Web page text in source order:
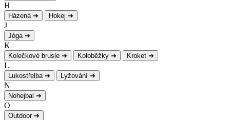
H
Házená ➔ Hokej ➔
J
Jóga ➔
K
Kolečkové brusle ➔ Koloběžky ➔ Kroket ➔
L
Lukostřelba ➔ Lyžování ➔
N
Nohejbal ➔
O
Outdoor ➔